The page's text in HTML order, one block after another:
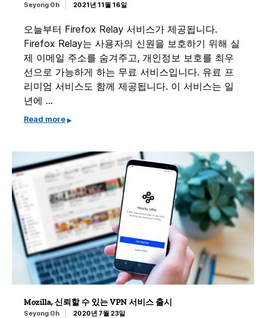
Seyong Oh 2021년 11월 16일
오늘부터 Firefox Relay 서비스가 제공됩니다.
Firefox Relay는 사용자의 신원을 보호하기 위해 실
제 이메일 주소를 숨겨주고, 개인정보 보호를 최우
선으로 가능하게 하는 무료 서비스입니다. 유료 프
리미엄 서비스도 함께 제공됩니다. 이 서비스는 일
년에 …
Read more
Mozilla, 신뢰할 수 있는 VPN 서비스 출시
Seyong Oh 2020년 7월 23일